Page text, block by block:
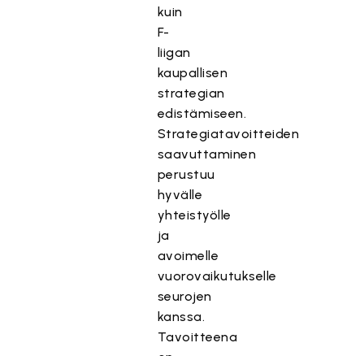
kuin
F-
liigan
kaupallisen
strategian
edistämiseen.
Strategiatavoitteiden
saavuttaminen
perustuu
hyvälle
yhteistyölle
ja
avoimelle
vuorovaikutukselle
seurojen
kanssa.
Tavoitteena